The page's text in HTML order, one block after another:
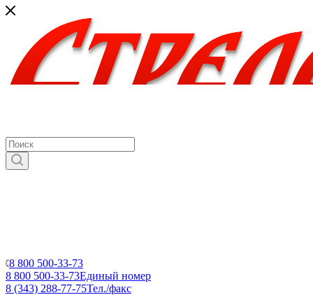
8 800 500-33-73
8 800 500-33-73Единый номер
8 (343) 288-77-75Тел./факс